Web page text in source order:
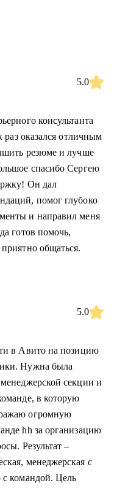
5.0
консультанта
оказался отличным
резюме и лучше
спасибо Сергею
Он дал
помог глубоко
и направил меня
готов помочь,
общаться.
5.0
в Авито на позицию
Нужна была
секции и
в которую
огромную
hh за организацию
Результат –
менеджерская с
с командой. Цель